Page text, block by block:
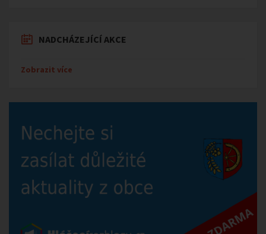
NADCHÁZEJÍCÍ AKCE
Zobrazit více